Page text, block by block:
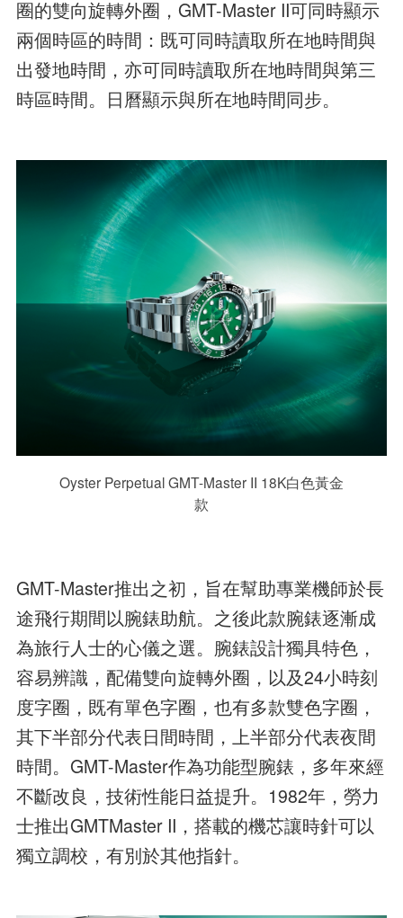
圈的雙向旋轉外圈，GMT-Master II可同時顯示
兩個時區的時間：既可同時讀取所在地時間與
出發地時間，亦可同時讀取所在地時間與第三
時區時間。日曆顯示與所在地時間同步。
Oyster Perpetual GMT-Master II 18K白色黃金
款
GMT-Master推出之初，旨在幫助專業機師於長
途飛行期間以腕錶助航。之後此款腕錶逐漸成
為旅行人士的心儀之選。腕錶設計獨具特色，
容易辨識，配備雙向旋轉外圈，以及24小時刻
度字圈，既有單色字圈，也有多款雙色字圈，
其下半部分代表日間時間，上半部分代表夜間
時間。GMT-Master作為功能型腕錶，多年來經
不斷改良，技術性能日益提升。1982年，勞力
士推出GMTMaster II，搭載的機芯讓時針可以
獨立調校，有別於其他指針。